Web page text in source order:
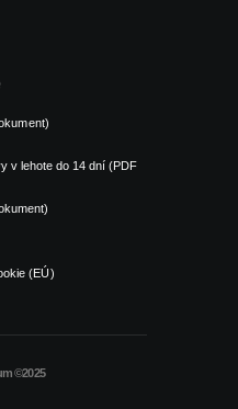
v lehote do 14 dní (PDF
(EÚ)
©2025